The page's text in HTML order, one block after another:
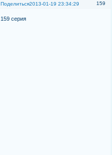
Поделиться 159
2013-01-19 23:34:29
159 серия